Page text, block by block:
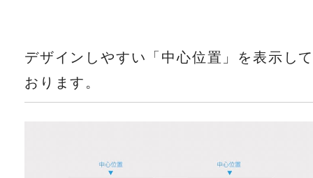
デザインしやすい「中心位置」を表示し
おります。